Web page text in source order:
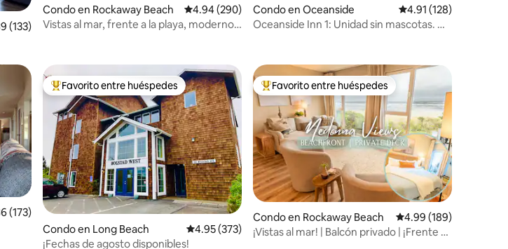
promedio: 4.89 de 5, 133 reseñas
(133)
Condo en Rockaway Beach Calificación promedio: 4.94 de 5, 290 reseñas
4.94 (290)
Vistas al mar, frente a la playa, moderno,
Condo en Oceanside Calificación promedio:
4.91 (128)
Oceanside Inn 1: Unidad sin mascotas. No
promedio: 4.86 de 5, 173 reseñas
(173)
Favorito entre huéspedes preferido
Favorito entre huéspedes
Condo en Long Beach Calificación promedio: 4.95 de 5, 373 reseñas
4.95 (373)
¡Fechas de agosto disponibles!
Favorito entre huéspedes preferido
Favorito entre huéspedes
Condo en Rockaway Beach Calificación promedio:
4.99 (189)
¡Vistas al mar! | Balcón privado | ¡Frente a